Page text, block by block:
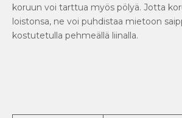
koruun voi tarttua myös pölyä. Jotta
loistonsa, ne voi puhdistaa mietoon
kostutetulla pehmeällä liinalla.